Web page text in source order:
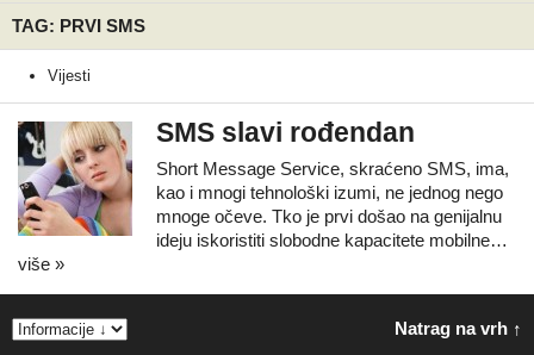
TAG: PRVI SMS
Vijesti
SMS slavi rođendan
Short Message Service, skraćeno SMS, ima,
kao i mnogi tehnološki izumi, ne jednog nego
mnoge očeve. Tko je prvi došao na genijalnu
ideju iskoristiti slobodne kapacitete mobilne…
više »
Natrag na vrh ↑